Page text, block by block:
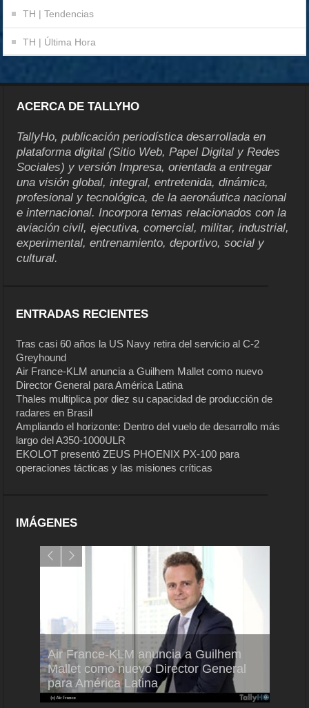
TH | Tendencias
TH | Última Hora
ACERCA DE TALLYHO
TallyHo, publicación periodística desarrollada en
plataforma digital (Sitio Web, Papel Digital y Redes
Sociales) y versión Impresa, orientada a entregar
una visión global, integral, entretenida, dinámica,
profesional y tecnológica, de la aeronáutica nacional
e internacional. Incorpora temas relacionados con la
aviación civil, ejecutiva, comercial, militar, industrial,
experimental, entrenamiento, deportivo, social y
cultural.
ENTRADAS RECIENTES
Tras casi 60 años la US Navy retira del servicio al C-2
Greyhound
Air France-KLM anuncia a Guilhem Mallet como nuevo
Director General para América Latina
Thales multiplica por diez su capacidad de producción de
radares en Brasil
Ampliando el horizonte: Dentro del vuelo de desarrollo más
largo del A350-1000ULR
EKOLOT presentó ZEUS PHOENIX PX-100 para
operaciones tácticas y las misiones críticas
IMÁGENES
Air France-KLM anuncia a Guilhem
Mallet como nuevo Director General
para América Latina